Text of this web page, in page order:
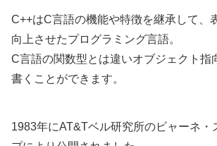
C++はC言語の機能や特徴を継承して、
向上させたプログラミング言語。
C言語の関数型とは違いオブジェクト指
書くことができます。
1983年にAT&Tベル研究所のビャーネ・